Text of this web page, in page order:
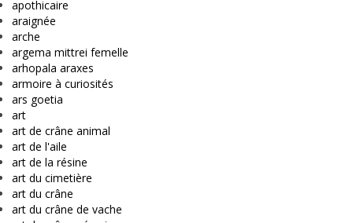
apothicaire
araignée
arche
argema mittrei femelle
arhopala araxes
armoire à curiosités
ars goetia
art
art de crâne animal
art de l'aile
art de la résine
art du cimetière
art du crâne
art du crâne de vache